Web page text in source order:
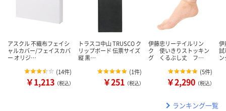
アスクル 不織布フェイシ
ャルカバー/フェイスカバ
ー オリジ…
(14件)
￥1,213 （税込）
トラスコ中山 TRUSCO ク
リップボード 伝票サイズ
縦 黒…
(1件)
￥251 （税込）
伊藤忠リーテイルリン
ク 使いきりストッキン
グ くるぶし丈 フ…
(5件)
￥2,290 （税込）
伊
試
ランキング一覧